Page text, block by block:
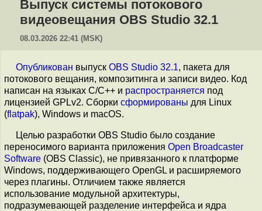
Выпуск системы потокового
видеовещания OBS Studio 32.1
08.03.2026 22:41 (MSK)
Опубликован выпуск OBS Studio 32.1, пакета для
потокового вещания, композитинга и записи видео. Код
написан на языках C/C++ и распространяется под
лицензией GPLv2. Сборки сформированы для Linux
(flatpak), Windows и macOS.
Целью разработки OBS Studio было создание
переносимого варианта приложения Open Broadcaster
Software (OBS Classic), не привязанного к платформе
Windows, поддерживающего OpenGL и расширяемого
через плагины. Отличием также является
использование модульной архитектуры,
подразумевающей разделение интерфейса и ядра